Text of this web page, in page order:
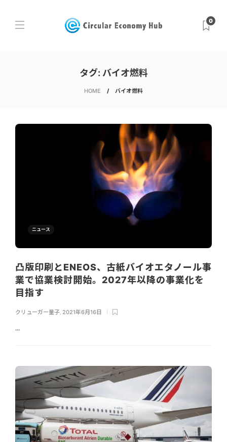
0
タグ: バイオ燃料
HOME バイオ燃料
ニュース
凸版印刷とENEOS、古紙バイオエタノール事
業で協業検討開始。2027年以降の事業化を
目指す
クリューガー量子, 2021年6月16日
...